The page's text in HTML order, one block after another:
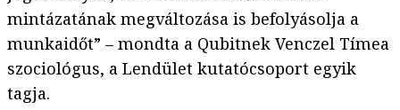
mintázatának megváltozása is befolyásolja a
munkaidőt” – mondta a Qubitnek Venczel Tímea
szociológus, a Lendület kutatócsoport egyik
tagja.